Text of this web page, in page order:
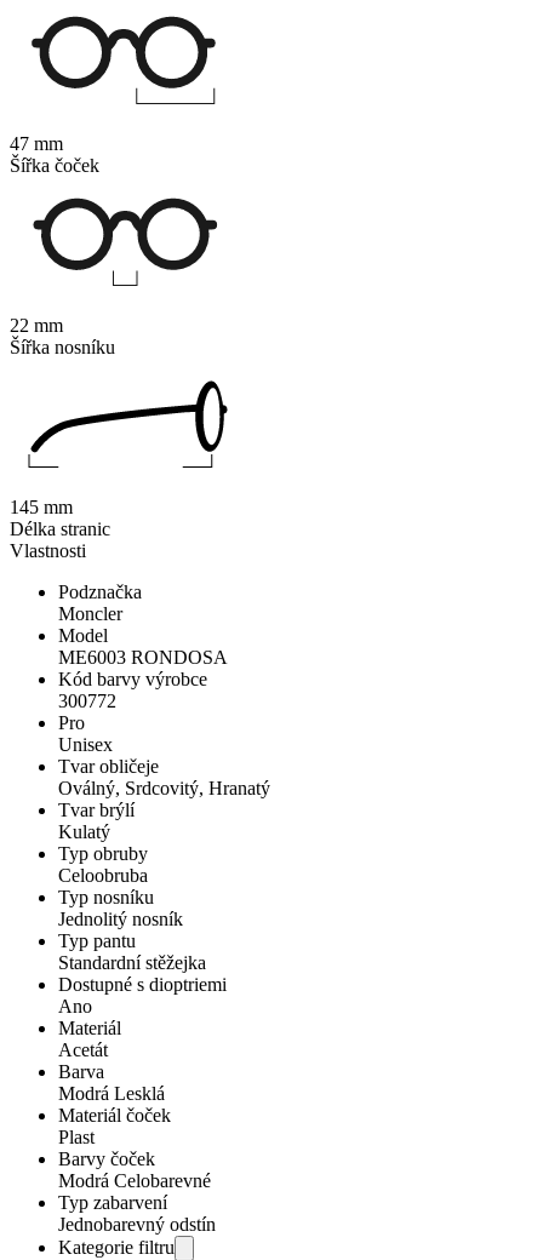
Vlastnosti
Podznačka
Moncler
Model
ME6003 RONDOSA
Kód barvy výrobce
300772
Pro
Unisex
Tvar obličeje
Oválný, Srdcovitý, Hranatý
Tvar brýlí
Kulatý
Typ obruby
Celoobruba
Typ nosníku
Jednolitý nosník
Typ pantu
Standardní stěžejka
Dostupné s dioptriemi
Ano
Materiál
Acetát
Barva
Modrá Lesklá
Materiál čoček
Plast
Barvy čoček
Modrá Celobarevné
Typ zabarvení
Jednobarevný odstín
Kategorie filtru
47 mm
Šířka čoček
22 mm
Šířka nosníku
145 mm
Délka stranic